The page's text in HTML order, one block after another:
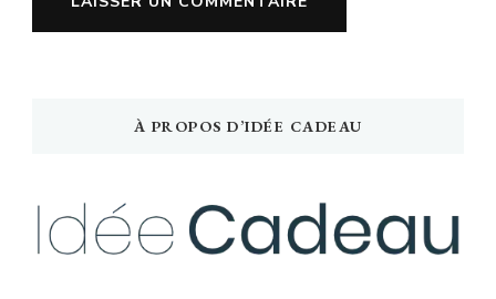
À PROPOS D’IDÉE CADEAU